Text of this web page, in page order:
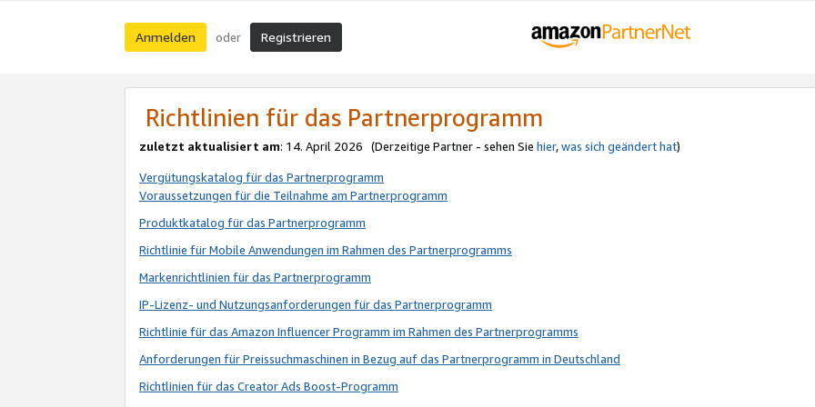
Anmelden oder Registrieren
Richtlinien für das Partnerprogramm
zuletzt aktualisiert am: 14. April 2026 (Derzeitige Partner - sehen Sie hier,was sich geändert hat)
Vergütungskatalog für das Partnerprogramm
Voraussetzungen für die Teilnahme am Partnerprogramm
Produktkatalog für das Partnerprogramm
Richtlinie für Mobile Anwendungen im Rahmen des Partnerprogramms
Markenrichtlinien für das Partnerprogramm
IP-Lizenz- und Nutzungsanforderungen für das Partnerprogramm
Richtlinie für das Amazon Influencer Programm im Rahmen des Partnerprogramms
Anforderungen für Preissuchmaschinen in Bezug auf das Partnerprogramm in Deutschland
Richtlinien für das Creator Ads Boost-Programm